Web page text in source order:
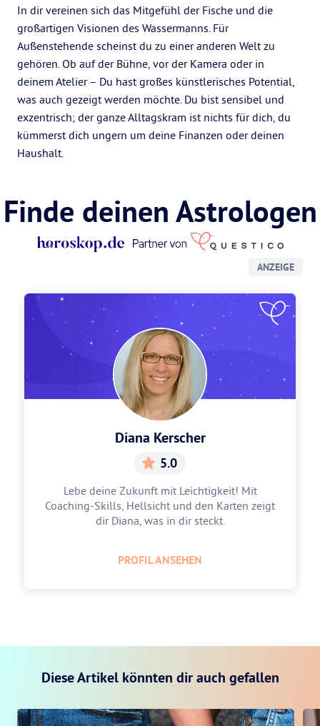
In dir vereinen sich das Mitgefühl der Fische und die
großartigen Visionen des Wassermanns. Für
Außenstehende scheinst du zu einer anderen Welt zu
gehören. Ob auf der Bühne, vor der Kamera oder in
deinem Atelier – Du hast großes künstlerisches Potential,
was auch gezeigt werden möchte. Du bist sensibel und
exzentrisch; der ganze Alltagskram ist nichts für dich, du
kümmerst dich ungern um deine Finanzen oder deinen
Haushalt.
Finde deinen Astrologen
ANZEIGE
Diana Kerscher
5.0
Lebe deine Zukunft mit Leichtigkeit! Mit
Coaching-Skills, Hellsicht und den Karten zeigt
dir Diana, was in dir steckt.
PROFIL ANSEHEN
Diese Artikel könnten dir auch gefallen